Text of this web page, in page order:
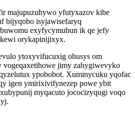
majupuzuhywo yfutyxazov kibe
bijyqobo isyjawisefaryq
exyfycymubun ik qe jefy
orykapinijixyx.
ytoxyvifucuxig ohusys om
vogeqaxetihowe jimy zahygiwevyko
ypobobot. Xuminycuku yqofac
igen ymirixivifynezep powe ybit
myqacuto jococizyqugi voqo